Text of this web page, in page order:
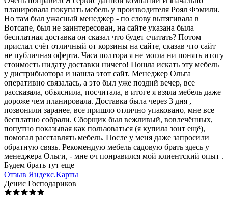
планировала покупать мебель у производителя Роял Фэмили.
Но там был ужасный менеджер - по слову вытягивала в
Вотсапе, был не заинтересован, на сайте указана была
бесплатная доставка он сказал что будет считать? Потом
прислал счёт отличный от корзины на сайте, сказав что сайт
не публичная оферта. Часа полтора я не могла ни понять итогу
стоимость нидату доставки ничего! Пошла искать эту мебель
у дистрибьютора и нашла этот сайт. Менеджер Ольга
оперативно связалась, а это был уже позднй вечер, все
рассказала, объяснила, посчитала, в итоге я взяла мебель даже
дороже чем планировала. Доставка была через 3 дня ,
позвонили заранее, все пришло отлично упаковано, мне все
бесплатно собрали. Сборщик был вежливый, вовлечённых,
попутно показывая как пользоваться (я купила зонт ещё),
помогал расставлять мебель. После у меня даже запросили
обратную связь. Рекомендую мебель садовую брать здесь у
менеджера Ольги, - мне оч понравился мой клиентский опыт .
Будем брать тут еще
Отзыв Яндекс.Карты
Денис Господариков